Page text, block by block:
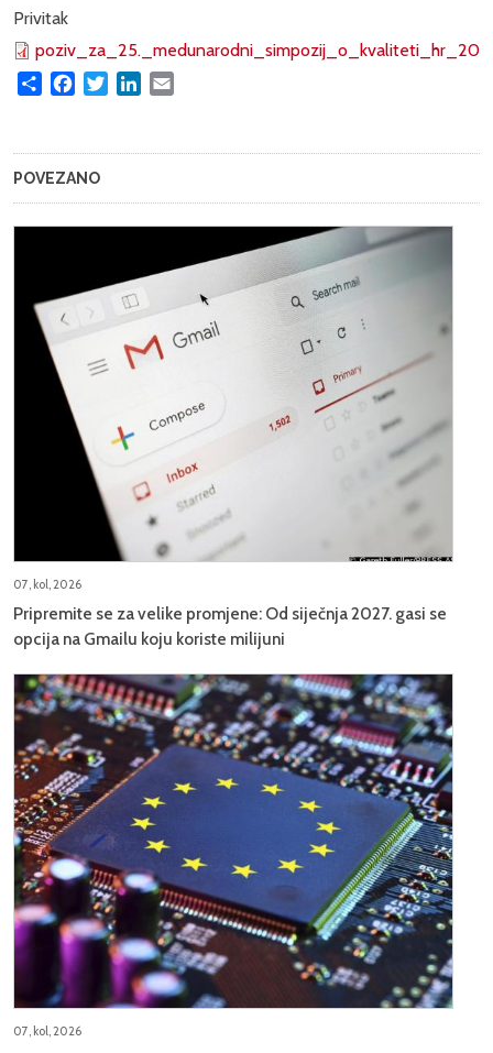
Privitak
Share FacebookTwitterLinkedIn
POVEZANO
07, kol, 2026
Pripremite se za velike promjene: Od siječnja 2027. gasi se
opcija na Gmailu koju koriste milijuni
07, kol, 2026